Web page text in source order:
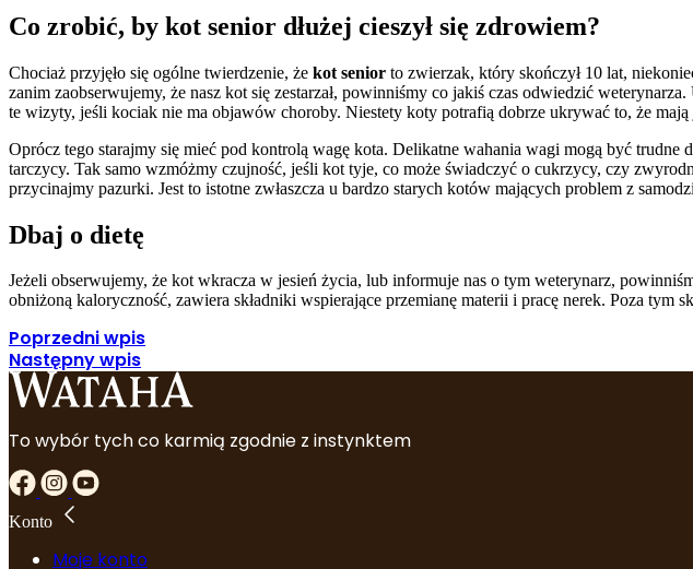
Co zrobić, by kot senior dłużej cieszył się zdrowiem?
Chociaż przyjęło się ogólne twierdzenie, że kot senior to zwierzak, który skończył 10 lat,
zanim zaobserwujemy, że nasz kot się zestarzał, powinniśmy co jakiś czas odwiedzić
te wizyty, jeśli kociak nie ma objawów choroby. Niestety koty potrafią dobrze ukrywać to, że mają
Oprócz tego starajmy się mieć pod kontrolą wagę kota. Delikatne wahania wagi mogą być
tarczycy. Tak samo wzmóżmy czujność, jeśli kot tyje, co może świadczyć o cukrzycy, czy
przycinajmy pazurki. Jest to istotne zwłaszcza u bardzo starych kotów mających problem z
Dbaj o dietę
Jeżeli obserwujemy, że kot wkracza w jesień życia, lub informuje nas o tym weterynarz,
obniżoną kaloryczność, zawiera składniki wspierające przemianę materii i pracę nerek. Poza tym
Poprzedni wpis
Następny wpis
To wybór tych co karmią zgodnie z instynktem
Konto
Moje konto